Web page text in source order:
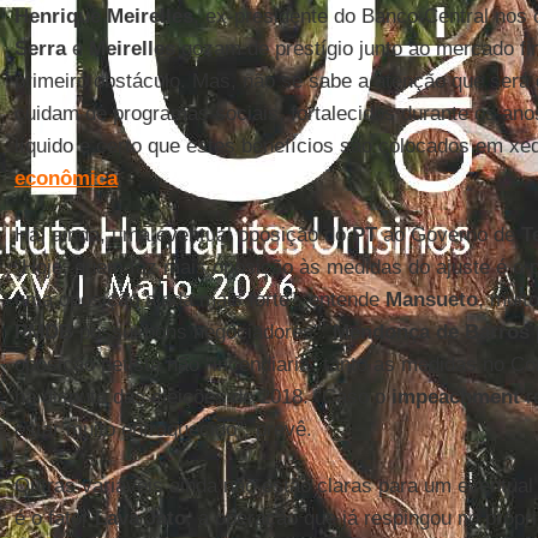
Henrique Meirelles, ex-presidente do Banco Central
Serrae Meirelles gozam de prestígio junto ao mercado
primeiro obstáculo. Mas, não se sabe a atenção que será
cuidam de programas sociais, fortalecidos durante os
líquido e certo que estes benefícios são colocados em
econômica.
Há, ainda, uma eventual oposição doPTao Governo de
"Hoje, quem faz mais oposição às medidas do ajuste é o
uma oposição ainda mais forte”, entendeMansueto,
PMDB possui bons negociadores".Mendonça de Barros
oposição petista não "incendiaria" tanto as medidas no
na disputa das eleições de 2018. "Caso oimpeachment
estar muito enfraquecido", prevê.
Outras variáveis ainda não estão claras para um
é o fatorLava Jato , a operação que já respingou no